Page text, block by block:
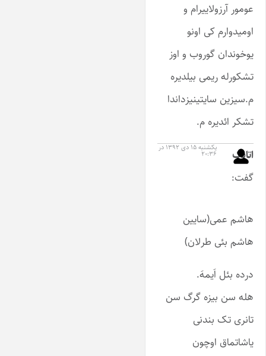
عومور آرزولاییرام و
اومیدوارم کی اونو
یوخوندان گوروب و اوز
تشکورله ریمی بیلدیره
م.سیزین سایتینیزداندا
تشکر ائدیره م.
اتابک
گفت:
یکشنبه ۱۵ دی ۱۳۹۲ در
۲۰:۳۶
هاشم عمی(سایین
هاشم بئی طرلان)
درده بئل اَیمهَ.
هله سن بیزه گرگ سن
تانری تک بندنی
یاشاتماق اوچون